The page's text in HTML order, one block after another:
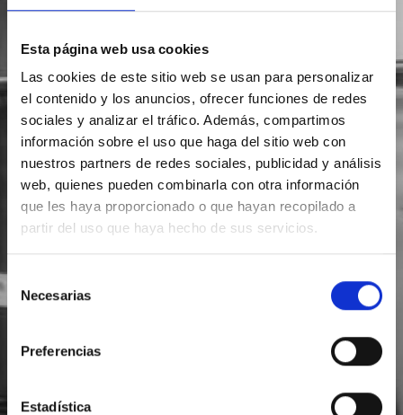
Esta página web usa cookies
Las cookies de este sitio web se usan para personalizar
el contenido y los anuncios, ofrecer funciones de redes
sociales y analizar el tráfico. Además, compartimos
información sobre el uso que haga del sitio web con
nuestros partners de redes sociales, publicidad y análisis
web, quienes pueden combinarla con otra información
que les haya proporcionado o que hayan recopilado a
partir del uso que haya hecho de sus servicios.
Selección
Necesarias
Preferencias
Estadística